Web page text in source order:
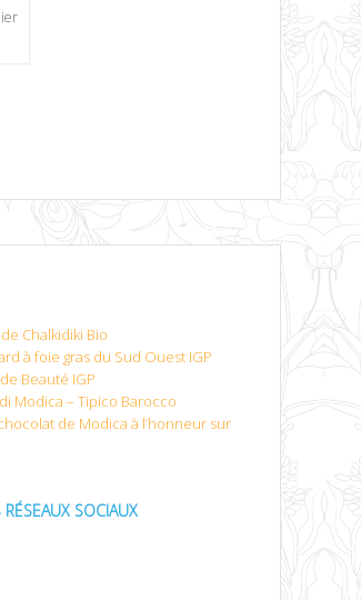
Chalkidiki Bio
à foie gras du Sud Ouest IGP
Beauté IGP
Modica – Tipico Barocco
de Modica à l’honneur sur
SOCIAUX